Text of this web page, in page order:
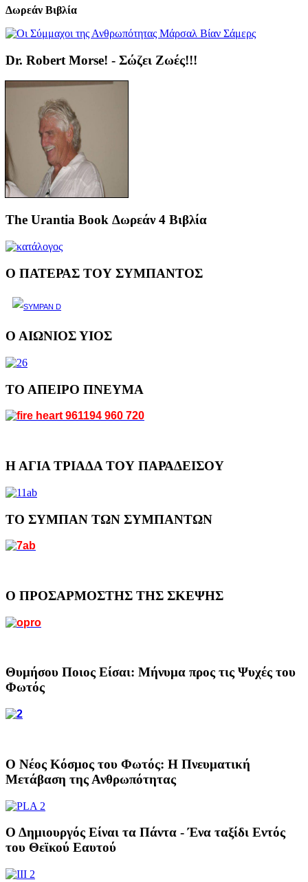
Δωρεάν Βιβλία
Dr. Robert Morse! - Σώζει Ζωές!!!
The Urantia Book Δωρεάν 4 Βιβλία
Ο ΠΑΤΕΡΑΣ ΤΟΥ ΣΥΜΠΑΝΤΟΣ
Ο ΑΙΩΝΙΟΣ ΥΙΟΣ
ΤΟ ΑΠΕΙΡΟ ΠΝΕΥΜΑ
Η ΑΓΙΑ ΤΡΙΑΔΑ ΤΟΥ ΠΑΡΑΔΕΙΣΟΥ
ΤΟ ΣΥΜΠΑΝ ΤΩΝ ΣΥΜΠΑΝΤΩΝ
Ο ΠΡΟΣΑΡΜΟΣΤΗΣ ΤΗΣ ΣΚΕΨΗΣ
Θυμήσου Ποιος Είσαι: Μήνυμα προς τις Ψυχές του
Φωτός
Ο Νέος Κόσμος του Φωτός: Η Πνευματική
Μετάβαση της Ανθρωπότητας
Ο Δημιουργός Είναι τα Πάντα - Ένα ταξίδι Εντός
του Θεϊκού Εαυτού